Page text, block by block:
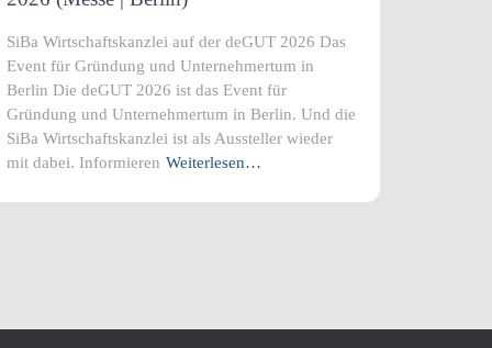
SiBa Wirtschaftskanzlei auf der deGUT 2026 Das
Event für Gründung und Unternehmertum in
Berlin Die deGUT 2026 ist das Event für
Gründung und Unternehmertum in Berlin. Und die
SiBa Wirtschaftskanzlei ist als Aussteller wieder
mit dabei. Informieren Weiterlesen…